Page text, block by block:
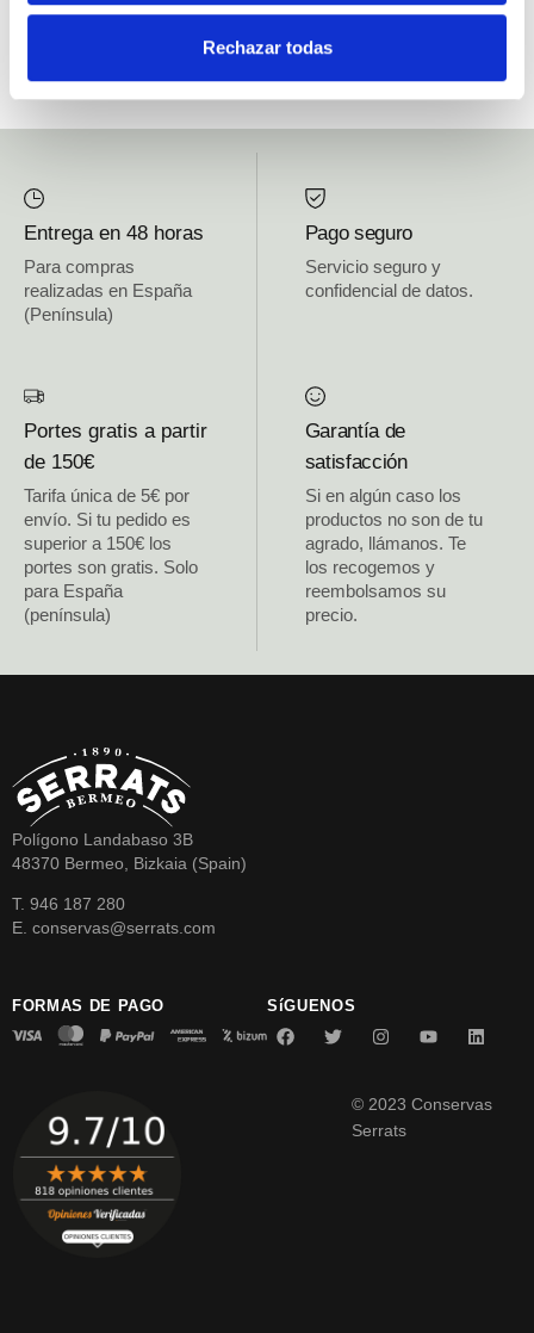
Rechazar todas
SUBSCRIBETE AHORA
Entrega en 48 horas
Para compras
realizadas en España
(Península)
Pago seguro
Servicio seguro y
confidencial de datos.
Portes gratis a partir
de 150€
Tarifa única de 5€ por
envío. Si tu pedido es
superior a 150€ los
portes son gratis. Solo
para España
(península)
Garantía de
satisfacción
Si en algún caso los
productos no son de tu
agrado, llámanos. Te
los recogemos y
reembolsamos su
precio.
Polígono Landabaso 3B
48370 Bermeo, Bizkaia (Spain)
T. 946 187 280
E. conservas@serrats.com
FORMAS DE PAGO SíGUENOS
© 2023 Conservas
Serrats